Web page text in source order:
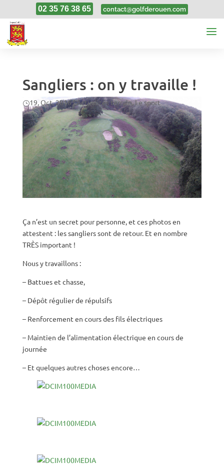
02 35 76 38 65 contact@golfderouen.com
Sangliers : on y travaille !
19, Oct, 2016|Actualités terrain,Le sport
Ça n’est un secret pour personne, et ces photos en
attestent : les sangliers sont de retour. Et en nombre
TRÈS important !
Nous y travaillons :
– Battues et chasse,
– Dépôt régulier de répulsifs
– Renforcement en cours des fils électriques
– Maintien de l’alimentation électrique en cours de
journée
– Et quelques autres choses encore…